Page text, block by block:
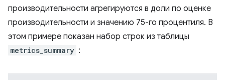
производительности агрегируются в доли по оценке
производительности и значению 75-го процентиля. В
этом примере показан набор строк из таблицы
metrics_summary :